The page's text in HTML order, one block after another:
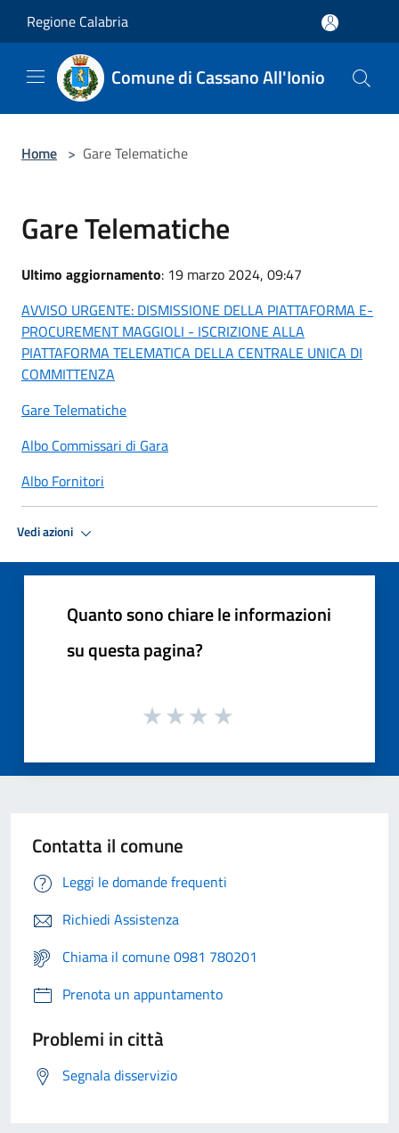
Regione Calabria
Comune di Cassano All'Ionio
Home > Gare Telematiche
Gare Telematiche
Ultimo aggiornamento: 19 marzo 2024, 09:47
AVVISO URGENTE: DISMISSIONE DELLA PIATTAFORMA E-
PROCUREMENT MAGGIOLI - ISCRIZIONE ALLA
PIATTAFORMA TELEMATICA DELLA CENTRALE UNICA DI
COMMITTENZA
Gare Telematiche
Albo Commissari di Gara
Albo Fornitori
Vedi azioni
Quanto sono chiare le informazioni
su questa pagina?
Contatta il comune
Leggi le domande frequenti
Richiedi Assistenza
Chiama il comune 0981 780201
Prenota un appuntamento
Problemi in città
Segnala disservizio